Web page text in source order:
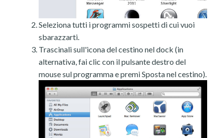
Seleziona tutti i programmi sospetti di cui vuoi
sbarazzarti.
Trascinali sull'icona del cestino nel dock (in
alternativa, fai clic con il pulsante destro del
mouse sul programma e premi Sposta nel cestino).